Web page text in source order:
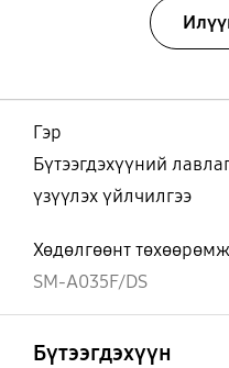
Гэр
Бүтээгдэхүүний
үзүүлэх үйлчилгээ
Хөдөлгөөнт төхөөрөмж
SM-A035F/DS
Бүтээгдэхүүн